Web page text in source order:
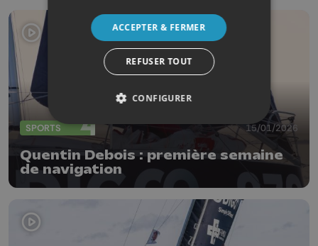
SPORTS 15/01/2026
Quentin Debois : première semaine
de navigation
ACCEPTER & FERMER
REFUSER TOUT
CONFIGURER